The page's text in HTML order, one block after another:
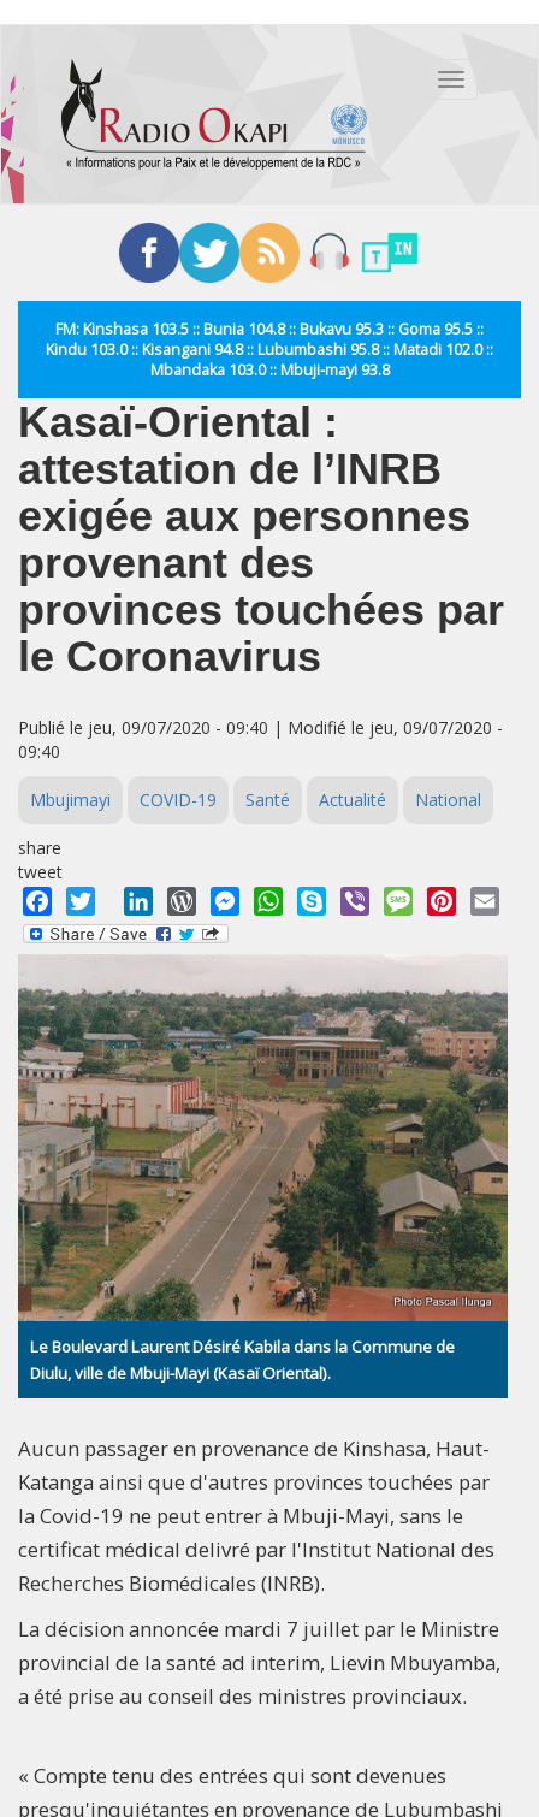
contenu
principal
Toggle
FM: Kinshasa 103.5 :: Bunia 104.8 :: Bukavu 95.3 :: Goma 95.5 ::
Kindu 103.0 :: Kisangani 94.8 :: Lubumbashi 95.8 :: Matadi 102.0 ::
Mbandaka 103.0 :: Mbuji-mayi 93.8
Kasaï-Oriental :
attestation de l’INRB
exigée aux personnes
provenant des
provinces touchées par
le Coronavirus
Publié le jeu, 09/07/2020 - 09:40 | Modifié le jeu, 09/07/2020 -
09:40
Mbujimayi COVID-19 Santé Actualité National
share
tweet
Facebook
Twitter LinkedInWordPressMessengerWhatsApp
Skype Viber MessagePinterest
Le Boulevard Laurent Désiré Kabila dans la Commune de
Diulu, ville de Mbuji-Mayi (Kasaï Oriental).
Aucun passager en provenance de Kinshasa, Haut-
Katanga ainsi que d'autres provinces touchées par
la Covid-19 ne peut entrer à Mbuji-Mayi, sans le
certificat médical delivré par l'Institut National des
Recherches Biomédicales (INRB).
La décision annoncée mardi 7 juillet par le Ministre
provincial de la santé ad interim, Lievin Mbuyamba,
a été prise au conseil des ministres provinciaux.
« Compte tenu des entrées qui sont devenues
presqu'inquiétantes en provenance de Lubumbashi